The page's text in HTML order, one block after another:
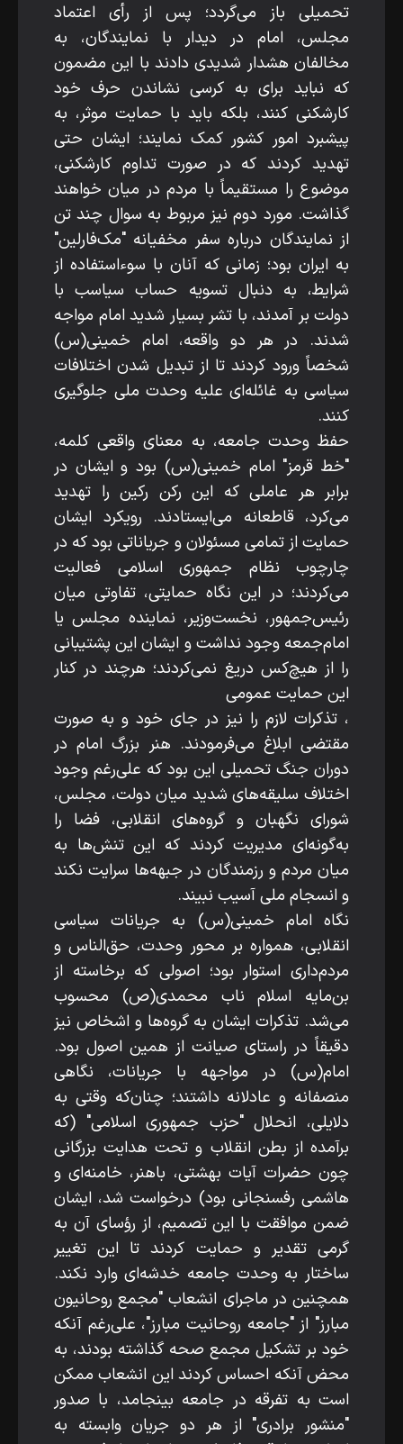
تحمیلی باز می‌گردد؛ پس از رأی اعتماد
مجلس، امام در دیدار با نمایندگان، به
مخالفان هشدار شدیدی دادند با این مضمون
که نباید برای به کرسی نشاندن حرف خود
کارشکنی کنند، بلکه باید با حمایت موثر، به
پیشبرد امور کشور کمک نمایند؛ ایشان حتی
تهدید کردند که در صورت تداوم کارشکنی،
موضوع را مستقیماً با مردم در میان خواهند
گذاشت. مورد دوم نیز مربوط به سوال چند تن
از نمایندگان درباره سفر مخفیانه "مک‌فارلین"
به ایران بود؛ زمانی که آنان با سوءاستفاده از
شرایط، به دنبال تسویه‌ حساب سیاسب با
دولت بر آمدند، با تشر بسیار شدید امام مواجه
شدند. در هر دو واقعه، امام خمینی(س)
شخصاً ورود کردند تا از تبدیل شدن اختلافات
سیاسی به غائله‌ای علیه وحدت ملی جلوگیری
کنند.
حفظ وحدت جامعه، به معنای واقعی کلمه،
"خط قرمز" امام خمینی(س) بود و ایشان در
برابر هر عاملی که این رکن رکین را تهدید
می‌کرد، قاطعانه می‌ایستادند. رویکرد ایشان
حمایت از تمامی مسئولان و جریاناتی بود که در
چارچوب نظام جمهوری اسلامی فعالیت
می‌کردند؛ در این نگاه حمایتی، تفاوتی میان
رئیس‌جمهور، نخست‌وزیر، نماینده مجلس یا
امام‌جمعه وجود نداشت و ایشان این پشتیبانی
را از هیچ‌کس دریغ نمی‌کردند؛ هرچند در کنار
این حمایت عمومی
، تذکرات لازم را نیز در جای خود و به صورت
مقتضی ابلاغ می‌فرمودند. هنر بزرگ امام در
دوران جنگ تحمیلی این بود که علی‌رغم وجود
اختلاف‌ سلیقه‌های شدید میان دولت، مجلس،
شورای نگهبان و گروه‌های انقلابی، فضا را
به‌گونه‌ای مدیریت کردند که این تنش‌ها به
میان مردم و رزمندگان در جبهه‌ها سرایت نکند
و انسجام ملی آسیب نبیند.
نگاه امام خمینی(س) به جریانات سیاسی
انقلابی، همواره بر محور وحدت، حق‌الناس و
مردم‌داری استوار بود؛ اصولی که برخاسته از
بن‌مایه اسلام ناب محمدی(ص) محسوب
می‌شد. تذکرات ایشان به گروه‌ها و اشخاص نیز
دقیقاً در راستای صیانت از همین اصول بود.
امام(س) در مواجهه با جریانات، نگاهی
منصفانه و عادلانه داشتند؛ چنان‌که وقتی به
دلایلی، انحلال "حزب جمهوری اسلامی" (که
برآمده از بطن انقلاب و تحت هدایت بزرگانی
چون حضرات آیات بهشتی، باهنر، خامنه‌ای و
هاشمی رفسنجانی بود) درخواست شد، ایشان
ضمن موافقت با این تصمیم، از رؤسای آن به
گرمی تقدیر و حمایت کردند تا این تغییر
ساختار به وحدت جامعه خدشه‌ای وارد نکند.
همچنین در ماجرای انشعاب "مجمع روحانیون
مبارز" از "جامعه روحانیت مبارز"، علی‌رغم آنکه
خود بر تشکیل مجمع صحه گذاشته بودند، به
محض آنکه احساس کردند این انشعاب ممکن
است به تفرقه در جامعه بینجامد، با صدور
"منشور برادری" از هر دو جریان وابسته به